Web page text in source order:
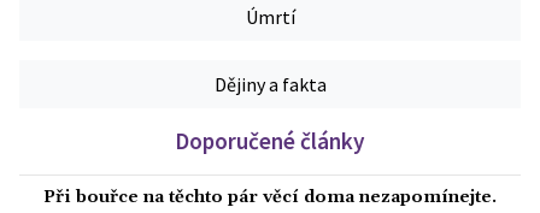
Úmrtí
Dějiny a fakta
Doporučené články
Při bouřce na těchto pár věcí doma nezapomínejte.